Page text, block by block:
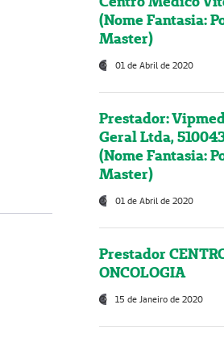
(Nome Fantasia:
Master)
01 de Abril de 2020
Prestador:
Geral Ltda,
(Nome Fantasia:
Master)
01 de Abril de 2020
Prestador
ONCOLOGIA
15 de Janeiro de 2020